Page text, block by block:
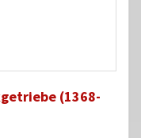
(1368-